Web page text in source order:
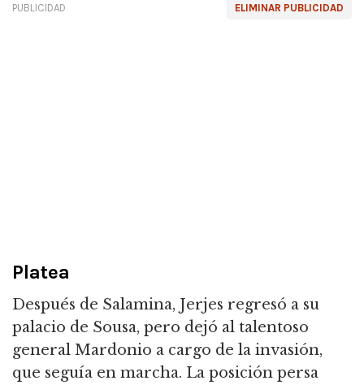
ELIMINAR PUBLICIDAD
PUBLICIDAD
Platea
Después de Salamina, Jerjes regresó a su
palacio de Sousa, pero dejó al talentoso
general Mardonio a cargo de la invasión,
que seguía en marcha. La posición persa